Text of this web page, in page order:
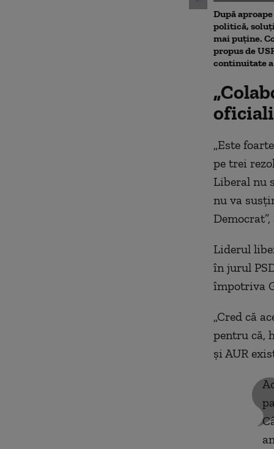
După
politică,
mai puține.
propus de
continuitate
„Este
pe trei
Liberal nu
nu va
Liderul
în jurul
împotriva
„Cred că
pentru că,
și AUR